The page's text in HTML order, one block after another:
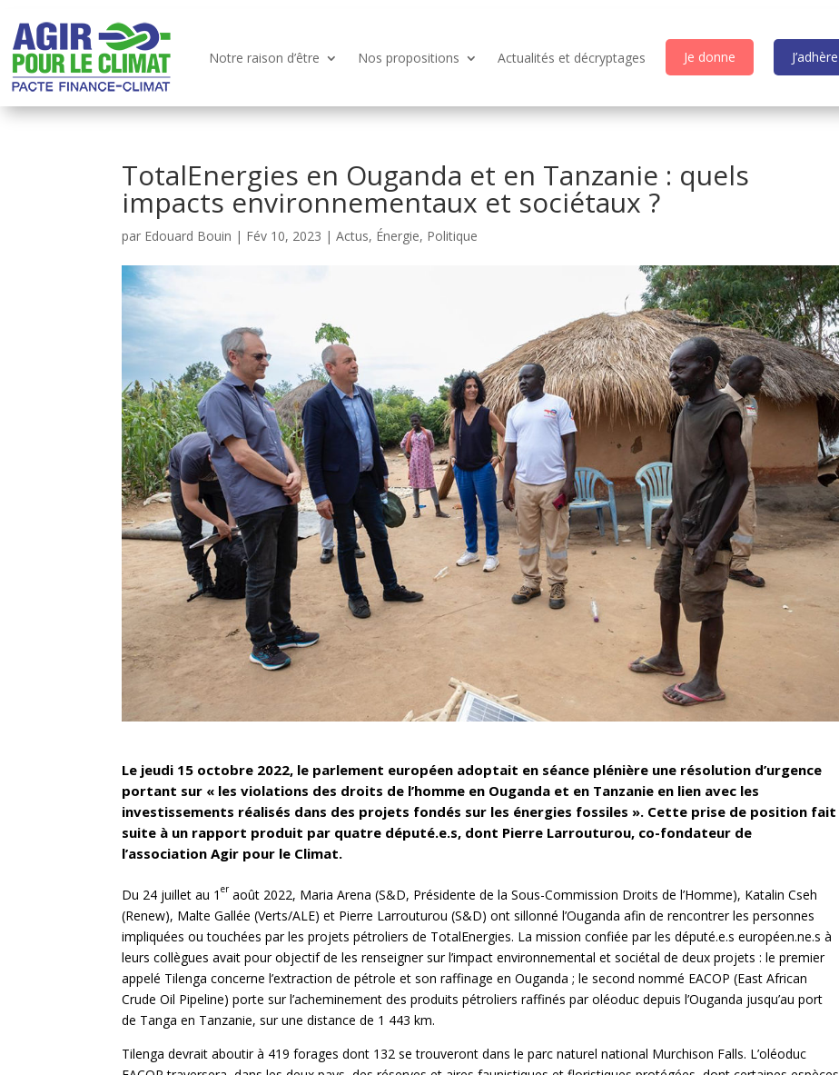
Notre raison d’être Nos propositions Actualités et décryptages Je donne J’adhère
TotalEnergies en Ouganda et en Tanzanie : quels
impacts environnementaux et sociétaux ?
par Edouard Bouin | Fév 10, 2023 |Actus, Énergie, Politique
Le jeudi 15 octobre 2022, le parlement européen adoptait en séance plénière une résolution d’urgence
portant sur « les violations des droits de l’homme en Ouganda et en Tanzanie en lien avec les
investissements réalisés dans des projets fondés sur les énergies fossiles ». Cette prise de position fait
suite à un rapport produit par quatre député.e.s, dont Pierre Larrouturou, co-fondateur de
l’association Agir pour le Climat.
Du 24 juillet au 1er août 2022, Maria Arena (S&D, Présidente de la Sous-Commission Droits de l’Homme), Katalin Cseh
(Renew), Malte Gallée (Verts/ALE) et Pierre Larrouturou (S&D) ont sillonné l’Ouganda afin de rencontrer les personnes
impliquées ou touchées par les projets pétroliers de TotalEnergies. La mission confiée par les député.e.s européen.ne.s à
leurs collègues avait pour objectif de les renseigner sur l’impact environnemental et sociétal de deux projets : le premier
appelé Tilenga concerne l’extraction de pétrole et son raffinage en Ouganda ; le second nommé EACOP (East African
Crude Oil Pipeline) porte sur l’acheminement des produits pétroliers raffinés par oléoduc depuis l’Ouganda jusqu’au port
de Tanga en Tanzanie, sur une distance de 1 443 km.
Tilenga devrait aboutir à 419 forages dont 132 se trouveront dans le parc naturel national Murchison Falls. L’oléoduc